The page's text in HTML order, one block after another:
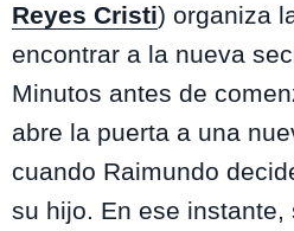
Reyes Cristi) organiza
encontrar a la nueva
Minutos antes de
abre la puerta a una
cuando Raimundo
su hijo. En ese instante,